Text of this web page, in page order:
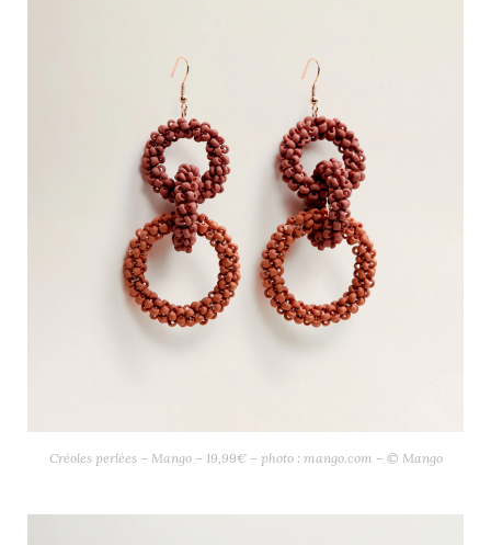
Créoles perlées – Mango – 19,99€ – photo : mango.com – © Mango